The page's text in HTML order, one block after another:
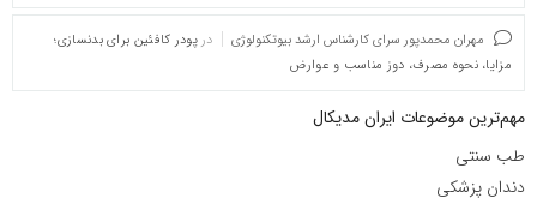
مهران محمدپور سرای کارشناس ارشد بیوتکنولوژی درپودر کافئین برای بدنسازی؛
مزایا، نحوه مصرف، دوز مناسب و عوارض
مهم‌ترین موضوعات ایران مدیکال
طب سنتی
دندان پزشکی